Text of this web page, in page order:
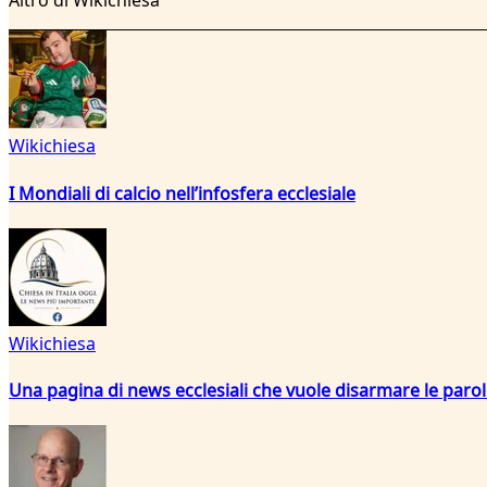
Wikichiesa
I Mondiali di calcio nell’infosfera ecclesiale
Wikichiesa
Una pagina di news ecclesiali che vuole disarmare le